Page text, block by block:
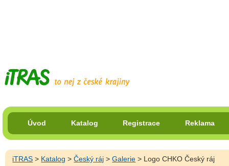
Úvod Katalog Registrace Reklama
iTRAS > Katalog >Český ráj >Galerie > Logo CHKO Český ráj